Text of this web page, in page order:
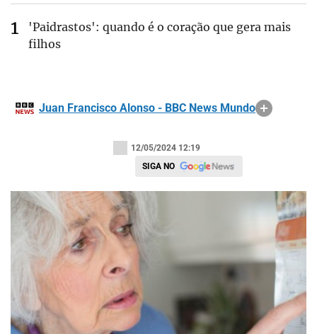
'Paidrastos': quando é o coração que gera mais
filhos
Juan Francisco Alonso - BBC News Mundo
12/05/2024 12:19
SIGA NO